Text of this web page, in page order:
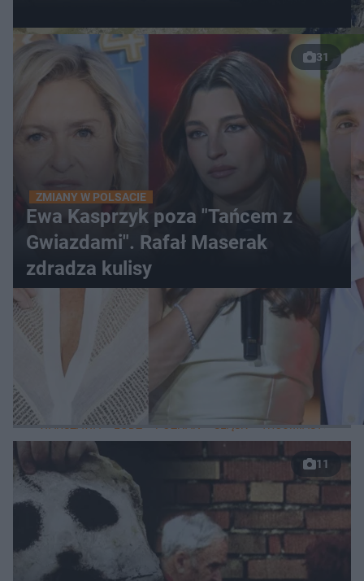
31
ZMIANY W POLSACIE
Ewa Kasprzyk poza "Tańcem z
Gwiazdami". Rafał Maserak
zdradza kulisy
WIĘCEJ
LOKALNE
WARSZAWA ŁÓDŹ TRÓJMIASTO
11